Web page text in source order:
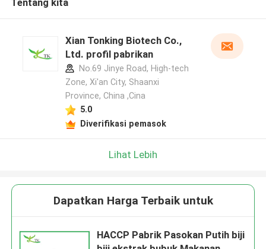
Tentang kita
Xian Tonking Biotech Co.,
Ltd. profil pabrikan
No.69 Jinye Road, High-tech
Zone, Xi'an City, Shaanxi
Province, China ,Cina
5.0
Diverifikasi pemasok
Lihat Lebih
Dapatkan Harga Terbaik untuk
HACCP Pabrik Pasokan Putih biji